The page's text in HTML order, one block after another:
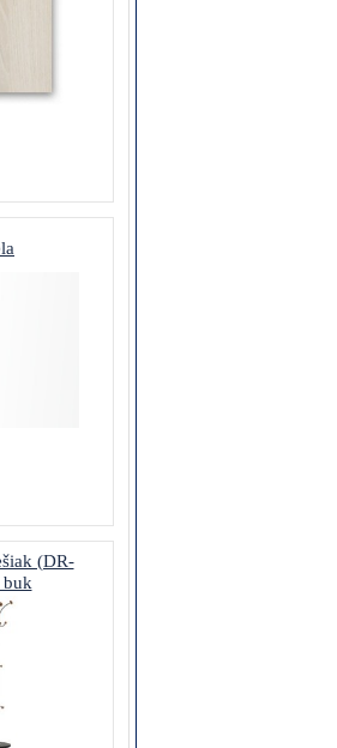
(DR-
buk